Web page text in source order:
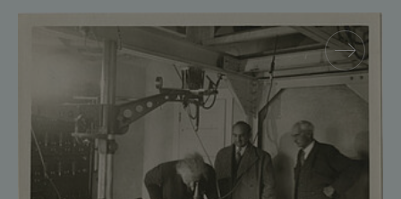
Walther Mayer – More than “Einstein’s calculator”